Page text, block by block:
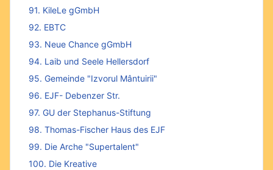
91. KileLe gGmbH
92. EBTC
93. Neue Chance gGmbH
94. Laib und Seele Hellersdorf
95. Gemeinde "Izvorul Mântuirii"
96. EJF- Debenzer Str.
97. GU der Stephanus-Stiftung
98. Thomas-Fischer Haus des EJF
99. Die Arche "Supertalent"
100. Die Kreative